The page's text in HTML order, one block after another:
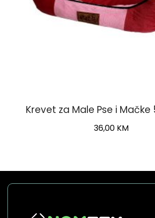
Krevet za Male Pse i
36,00 KM